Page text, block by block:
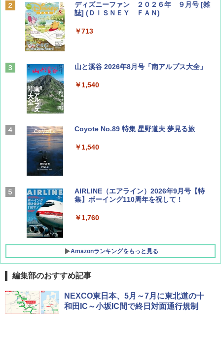
ディズニーファン ２０２６年 ９月号 [雑
誌] (ＤＩＳＮＥＹ ＦＡＮ)
￥713
山と溪谷 2026年8月号「南アルプス大全」
￥1,540
Coyote No.89 特集 星野道夫 夢見る旅
￥1,540
AIRLINE（エアライン）2026年9月号【特
集】ボーイング110周年を祝して！
￥1,760
Amazonランキングをもっと見る
D40 地球の歩き方 チェンマイ タイ北部の魅
力的な町 2026～2027 地球の歩き方D アジア
[キャンパーズコレクション 山善] ポップアッ
プテント 傘みたいに広げて畳める パッとサ
ッとサンシェード キューブ フルクローズ メ
GRANDOOR ステンレス保冷剤 2個セット 2
026リニューアル 急速冷凍 空間倍増 衛生的
コンパクト 保冷力長持ち
編集部のおすすめ記事
NEXCO東日本、5月～7月に東北道の十
和田IC～小坂IC間で終日対面通行規制